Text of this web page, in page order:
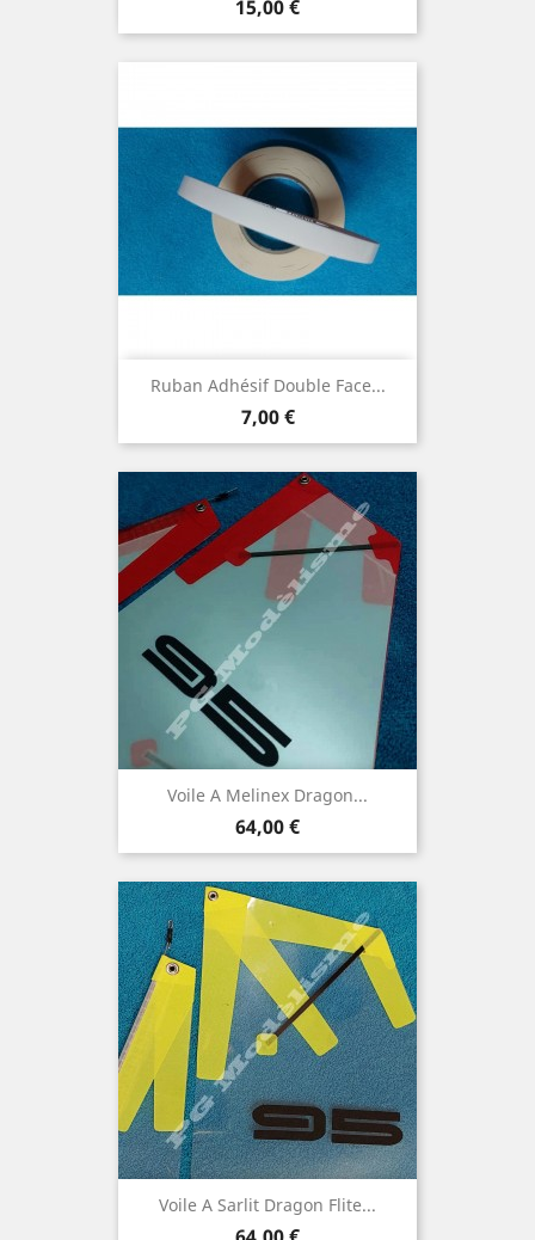
Prix
15,00 €
Ruban Adhésif Double Face...
Prix
7,00 €
Voile A Melinex Dragon...
Prix
64,00 €
Voile A Sarlit Dragon Flite...